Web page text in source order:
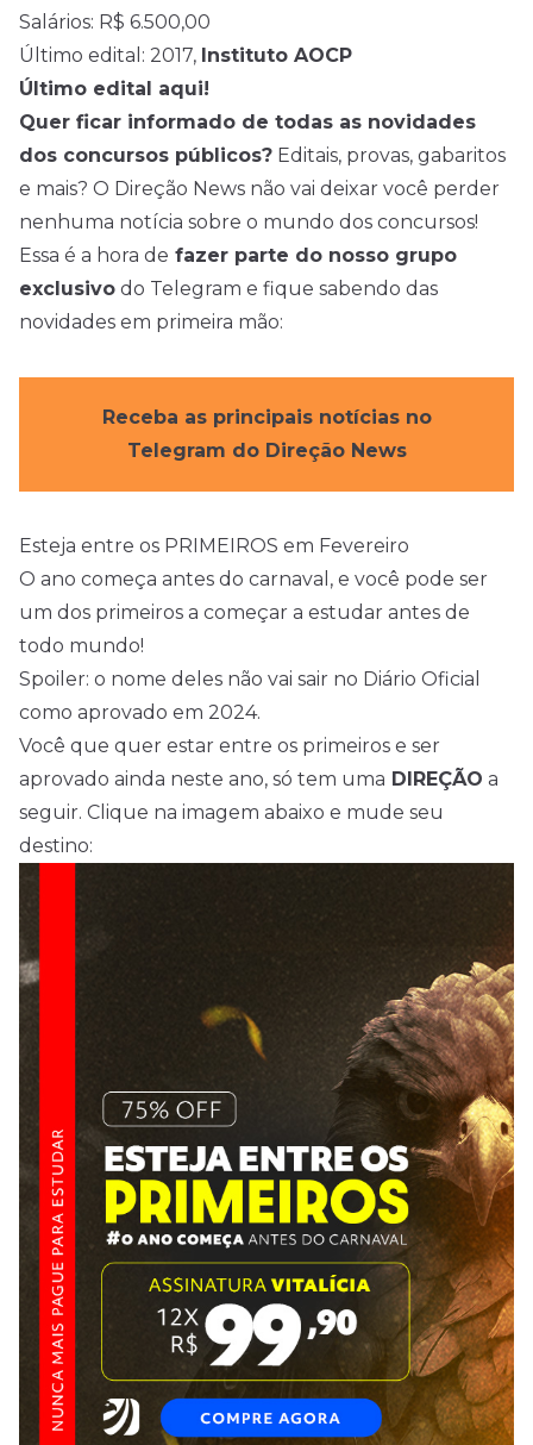
Salários: R$ 6.500,00
Último edital: 2017, Instituto AOCP
Último edital aqui!
Quer ficar informado de todas as novidades
dos concursos públicos? Editais, provas, gabaritos
e mais? O Direção News não vai deixar você perder
nenhuma notícia sobre o mundo dos concursos!
Essa é a hora de fazer parte do nosso grupo
exclusivo do Telegram e fique sabendo das
novidades em primeira mão:
Receba as principais notícias no
Telegram do Direção News
Esteja entre os PRIMEIROS em Fevereiro
O ano começa antes do carnaval, e você pode ser
um dos primeiros a começar a estudar antes de
todo mundo!
Spoiler: o nome deles não vai sair no Diário Oficial
como aprovado em 2024.
Você que quer estar entre os primeiros e ser
aprovado ainda neste ano, só tem uma DIREÇÃO a
seguir. Clique na imagem abaixo e mude seu
destino: